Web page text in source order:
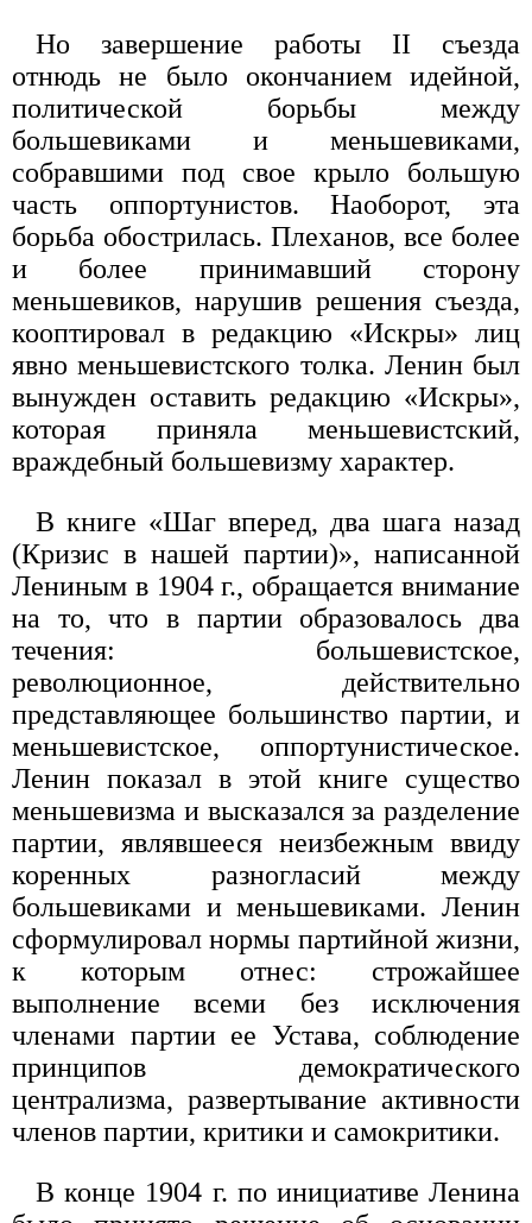
Но завершение работы II съезда
отнюдь не было окончанием идейной,
политической борьбы между
большевиками и меньшевиками,
собравшими под свое крыло большую
часть оппортунистов. Наоборот, эта
борьба обострилась. Плеханов, все более
и более принимавший сторону
меньшевиков, нарушив решения съезда,
кооптировал в редакцию «Искры» лиц
явно меньшевистского толка. Ленин был
вынужден оставить редакцию «Искры»,
которая приняла меньшевистский,
враждебный большевизму характер.
В книге «Шаг вперед, два шага назад
(Кризис в нашей партии)», написанной
Лениным в 1904 г., обращается внимание
на то, что в партии образовалось два
течения: большевистское,
революционное, действительно
представляющее большинство партии, и
меньшевистское, оппортунистическое.
Ленин показал в этой книге существо
меньшевизма и высказался за разделение
партии, являвшееся неизбежным ввиду
коренных разногласий между
большевиками и меньшевиками. Ленин
сформулировал нормы партийной жизни,
к которым отнес: строжайшее
выполнение всеми без исключения
членами партии ее Устава, соблюдение
принципов демократического
централизма, развертывание активности
членов партии, критики и самокритики.
В конце 1904 г. по инициативе Ленина